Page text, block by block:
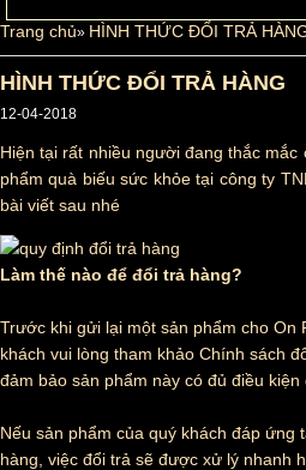
Trang chủ» HÌNH THỨC ĐỔI TRẢ
HÌNH THỨC ĐỔI TRẢ HÀNG
12-04-2018
Hiện tại rất nhiều người đang thắc
phẩm quà biếu sức khỏe tại công ty
bài viết sau nhé
Làm thế nào để đổi trả hàng?
Trước khi gửi lại một sản phẩm cho On
khách vui lòng tham khảo Chính sách
đảm bảo sản phẩm này có đủ điều kiện
Nếu sản phẩm của quý khách đáp ứng
hàng, việc đổi trả sẽ được xử lý nhanh